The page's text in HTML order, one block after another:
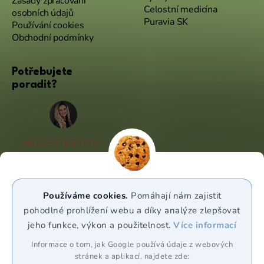
Používáme cookies. Pomáhají nám zajistit
pohodlné prohlížení webu a díky analýze zlepšovat
jeho funkce, výkon a použitelnost.Více informací
Informace o tom, jak Google používá údaje z webových
stránek a aplikací, najdete zde:
osobních údajů
Používání cookies
Obchodní podmínky
Celostní medicína
Puravia SK
Potřebujete
poradit?
+420 227 072 207
(Po - Pá 9:00 - 17:00)
WhatsApp